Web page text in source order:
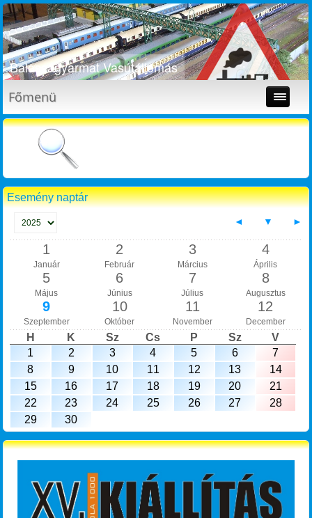
Balassagyarmat Vasútállomás
Főmenü
Esemény naptár
◄ ▼ ►
1
Január
2
Február
3
Március
4
Április
5
Május
6
Június
7
Július
8
Augusztus
9
Szeptember
10
Október
11
November
12
December
H K Sz Cs P Sz
V
1
2 3 4 5 6
7
8
9 10 11 12 13
14
15
16 17 18 19 20
21
22
23 24 25 26 27
28
29
30